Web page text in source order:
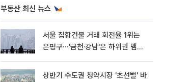
부동산 최신 뉴스
서울 집합건물 거래 회전율 1위는
은평구⋯'금천·강남'은 하위권 맴돌
상반기 수도권 청약시장 '초선별' 바